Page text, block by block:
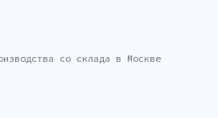
со склада в Москве